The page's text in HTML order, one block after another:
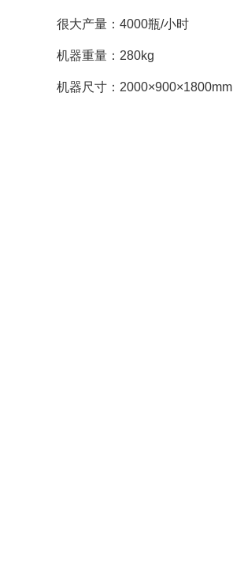
很大产量：4000瓶/小时
机器重量：280kg
机器尺寸：2000×900×1800mm